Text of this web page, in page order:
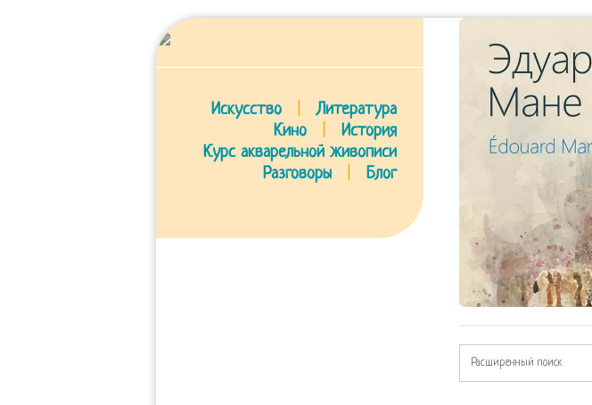
Искусство
Литература
Кино
История
Курс акварельной живописи
Разговоры
Блог